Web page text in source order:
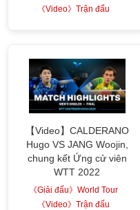
《Video》Trận đấu
【Video】CALDERANO
Hugo VS JANG Woojin,
chung kết Ứng cử viên
WTT 2022
《Giải đấu》World Tour
《Video》Trận đấu